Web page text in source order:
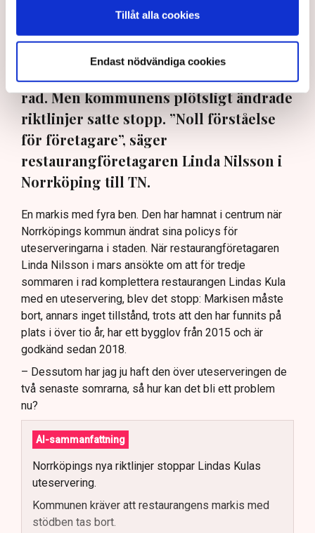
Tillåt alla cookies
Endast nödvändiga cookies
längre tillåten”, säger Linda Nilsson som driver Lindas Kula i
Uteserveringen skulle ha öppnat i
början av sommaren, för tredje året i
rad. Men kommunens plötsligt ändrade
riktlinjer satte stopp. ”Noll förståelse
för företagare”, säger
restaurangföretagaren Linda Nilsson i
Norrköping till TN.
En markis med fyra ben. Den har hamnat i centrum när
Norrköpings kommun ändrat sina policys för
uteserveringarna i staden. När restaurangföretagaren
Linda Nilsson i mars ansökte om att för tredje
sommaren i rad komplettera restaurangen Lindas Kula
med en uteservering, blev det stopp: Markisen måste
bort, annars inget tillstånd, trots att den har funnits på
plats i över tio år, har ett bygglov från 2015 och är
godkänd sedan 2018.
– Dessutom har jag ju haft den över uteserveringen de
två senaste somrarna, så hur kan det bli ett problem
nu?
AI-sammanfattning
Norrköpings nya riktlinjer stoppar Lindas Kulas
uteservering.
Kommunen kräver att restaurangens markis med
stödben tas bort.